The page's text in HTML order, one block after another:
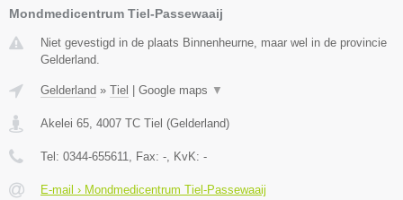
Mondmedicentrum Tiel-Passewaaij
Niet gevestigd in de plaats Binnenheurne, maar wel in de provincie
Gelderland.
Gelderland » Tiel | Google maps ▼
Akelei 65 4007 TC Tiel (Gelderland)
Tel: 0344-655611 , Fax: - , KvK: -
E-mail › Mondmedicentrum Tiel-Passewaaij